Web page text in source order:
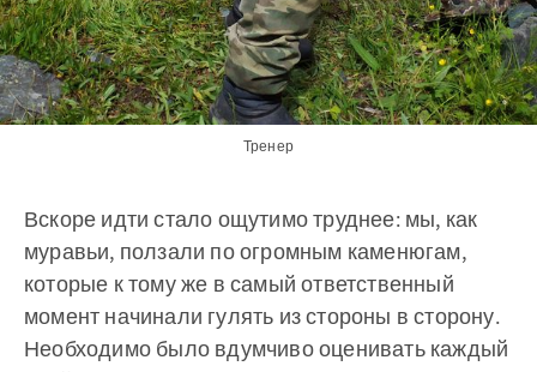
Тренер
Вскоре идти стало ощутимо труднее: мы, как
муравьи, ползали по огромным каменюгам,
которые к тому же в самый ответственный
момент начинали гулять из стороны в сторону.
Необходимо было вдумчиво оценивать каждый